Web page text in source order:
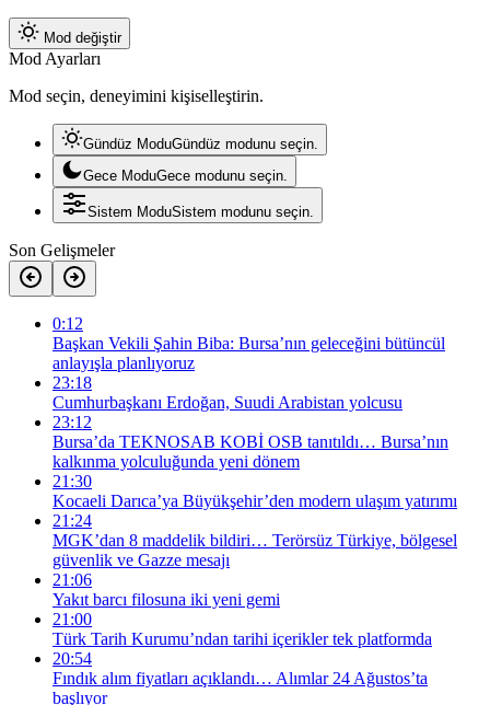
Mod değiştir
Mod Ayarları
Mod seçin, deneyimini kişiselleştirin.
Gündüz ModuGündüz modunu seçin.
Gece ModuGece modunu seçin.
Sistem ModuSistem modunu seçin.
Son Gelişmeler
0:12
Başkan Vekili Şahin Biba: Bursa’nın geleceğini bütüncül
anlayışla planlıyoruz
23:18
Cumhurbaşkanı Erdoğan, Suudi Arabistan yolcusu
23:12
Bursa’da TEKNOSAB KOBİ OSB tanıtıldı… Bursa’nın
kalkınma yolculuğunda yeni dönem
21:30
Kocaeli Darıca’ya Büyükşehir’den modern ulaşım yatırımı
21:24
MGK’dan 8 maddelik bildiri… Terörsüz Türkiye, bölgesel
güvenlik ve Gazze mesajı
21:06
Yakıt barcı filosuna iki yeni gemi
21:00
Türk Tarih Kurumu’ndan tarihi içerikler tek platformda
20:54
Fındık alım fiyatları açıklandı… Alımlar 24 Ağustos’ta
başlıyor